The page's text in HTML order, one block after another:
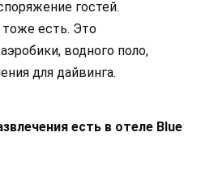
гостей.
есть. Это
водного поло,
для дайвинга.
есть в отеле Blue